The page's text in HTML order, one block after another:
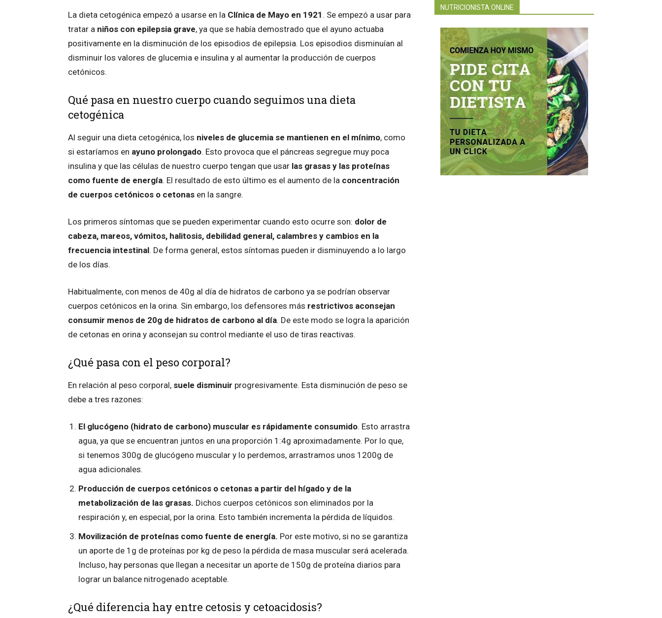
La dieta cetogénica empezó a usarse en la Clínica de Mayo en 1921 . Se empezó a usar para
tratar a niños con epilepsia grave, ya que se había demostrado que el ayuno actuaba
positivamente en la disminución de los episodios de epilepsia. Los episodios disminuían al
disminuir los valores de glucemia e insulina y al aumentar la producción de cuerpos
cetónicos.
Qué pasa en nuestro cuerpo cuando seguimos una dieta
cetogénica
Al seguir una dieta cetogénica, los niveles de glucemia se mantienen en el mínimo, como
si estaríamos en ayuno prolongado. Esto provoca que el páncreas segregue muy poca
insulina y que las células de nuestro cuerpo tengan que usar las grasas y las proteínas
como fuente de energía. El resultado de esto último es el aumento de la concentración
de cuerpos cetónicos o cetonas en la sangre.
Los primeros síntomas que se pueden experimentar cuando esto ocurre son: dolor de
cabeza, mareos, vómitos, halitosis, debilidad general, calambres y cambios en la
frecuencia intestinal. De forma general, estos síntomas pueden ir disminuyendo a lo largo
de los días.
Habitualmente, con menos de 40g al día de hidratos de carbono ya se podrían observar
cuerpos cetónicos en la orina. Sin embargo, los defensores más restrictivos aconsejan
consumir menos de 20g de hidratos de carbono al día. De este modo se logra la aparición
de cetonas en orina y aconsejan su control mediante el uso de tiras reactivas.
¿Qué pasa con el peso corporal?
En relación al peso corporal, suele disminuir progresivamente. Esta disminución de peso se
debe a tres razones:
El glucógeno (hidrato de carbono) muscular es rápidamente consumido. Esto arrastra
agua, ya que se encuentran juntos en una proporción 1:4g aproximadamente. Por lo que,
si tenemos 300g de glucógeno muscular y lo perdemos, arrastramos unos 1200g de
agua adicionales.
Producción de cuerpos cetónicos o cetonas a partir del hígado y de la
metabolización de las grasas. Dichos cuerpos cetónicos son eliminados por la
respiración y, en especial, por la orina. Esto también incrementa la pérdida de líquidos.
Movilización de proteínas como fuente de energía. Por este motivo, si no se garantiza
un aporte de 1g de proteínas por kg de peso la pérdida de masa muscular será acelerada.
Incluso, hay personas que llegan a necesitar un aporte de 150g de proteína diarios para
lograr un balance nitrogenado aceptable.
¿Qué diferencia hay entre cetosis y cetoacidosis?
NUTRICIONISTA ONLINE